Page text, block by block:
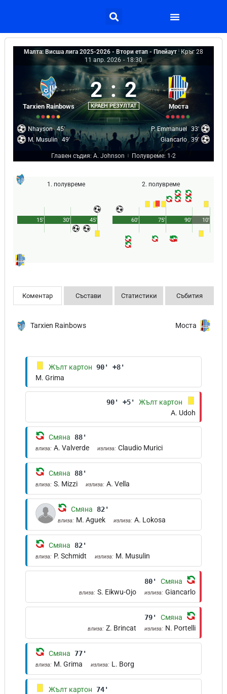
Малта: Висша лига 2025-2026 - Втори етап - Плейаут | Кръг 28
11 апр. 2026 - 18:30
Tarxien Rainbows
2 : 2
КРАЕН РЕЗУЛТАТ Моста
Nhayson 45'
M. Musulin 49'
P. Emmanuel
33'
Giancarlo 39'
Главен съдия: A. Johnson Полувреме: 1-2
1. полувреме
45'
15' 30'
2. полувреме
90'
60' 75' 10'
Коментар Състави Статистики Събития
Tarxien Rainbows Моста
Жълт картон 90' +8'
M. Grima
90' +5'
Жълт картон
A. Udoh
Смяна 88'
влиза: A. Valverde излиза: Claudio Murici
Смяна 88'
влиза: S. Mizzi излиза: A. Vella
Смяна 82'
влиза: M. Aguek излиза: A. Lokosa
Смяна 82'
влиза: P. Schmidt излиза: M. Musulin
80' Смяна
влиза: S. Eikwu-Ojo излиза: Giancarlo
79' Смяна
влиза: Z. Brincat излиза: N. Portelli
Смяна 77'
влиза: M. Grima излиза: L. Borg
Жълт картон
74'